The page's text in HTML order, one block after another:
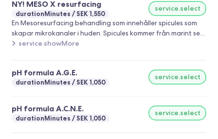
NY! MESO X resurfacing
durationMinutes SEK 1,550
service.select
En Mesoresurfacing behandling som innehåller spicules som
skapar mikrokanaler i huden. Spicules kommer från marint sea.
Mikroskåpiskt små marina mikronålar som hjälper huden att
upplevelse med minimal återhämtning. Målet är att främja en
jämnare hudstruktur, ökad lyster och en fräschare känsla i
service.showMore
pH formula A.G.E.
durationMinutes SEK 1,050
service.select
pH formula A.C.N.E.
durationMinutes SEK 1,050
service.select